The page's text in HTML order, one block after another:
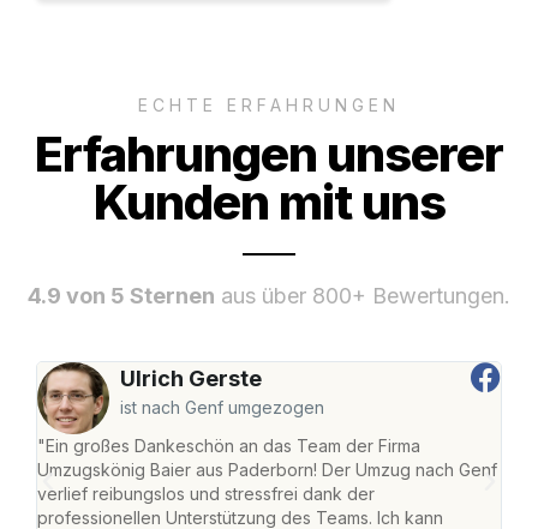
ECHTE ERFAHRUNGEN
Erfahrungen unserer
Kunden mit uns
4.9 von 5 Sternen aus über 800+ Bewertungen.
Ulrich Gerste
ist nach Genf umgezogen
"Ein großes Dankeschön an das Team der Firma
Umzugskönig Baier aus Paderborn! Der Umzug nach Genf
verlief reibungslos und stressfrei dank der
professionellen Unterstützung des Teams. Ich kann